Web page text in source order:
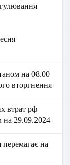
на 08.00
вторгнення
втрат рф
на 29.09.2024
перемагає на